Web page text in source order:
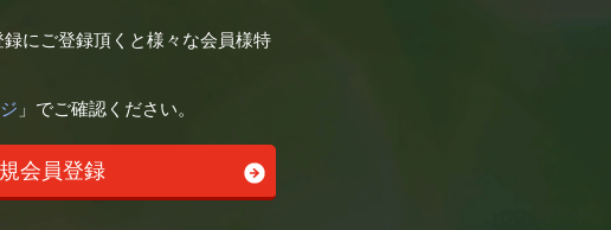
にご登録頂くと様々な会員様特
」でご確認ください。
会員登録